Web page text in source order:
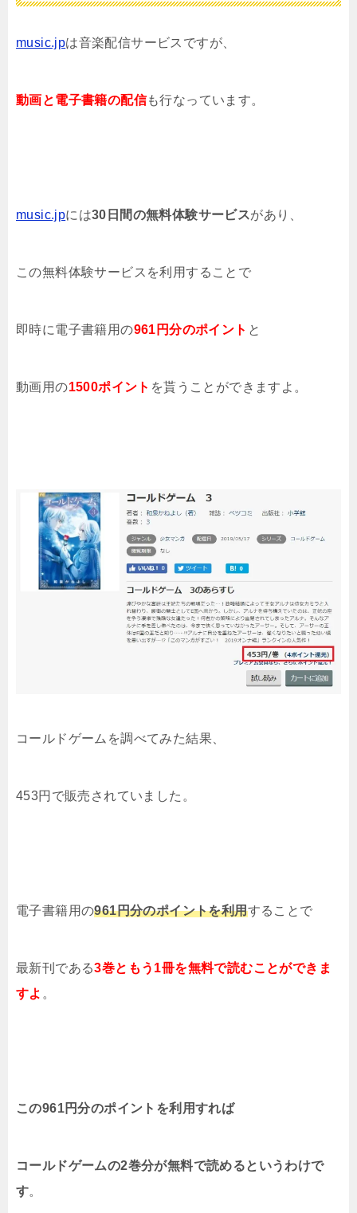
music.jpは音楽配信サービスですが、
動画と電子書籍の配信も行なっています。
music.jpには30日間の無料体験サービスがあり、
この無料体験サービスを利用することで
即時に電子書籍用の961円分のポイント と
動画用の1500ポイント を貰うことができますよ。
コールドゲーム を調べてみた結果
453円で販売されていました。
電子書籍用の961円分のポイントを利用することで
最新刊である3巻ともう1冊を無料で読むことができま
すよ 。
この961円分のポイントを利用すれば
コールドゲームの2巻分が無料で読めるというわけで
す。